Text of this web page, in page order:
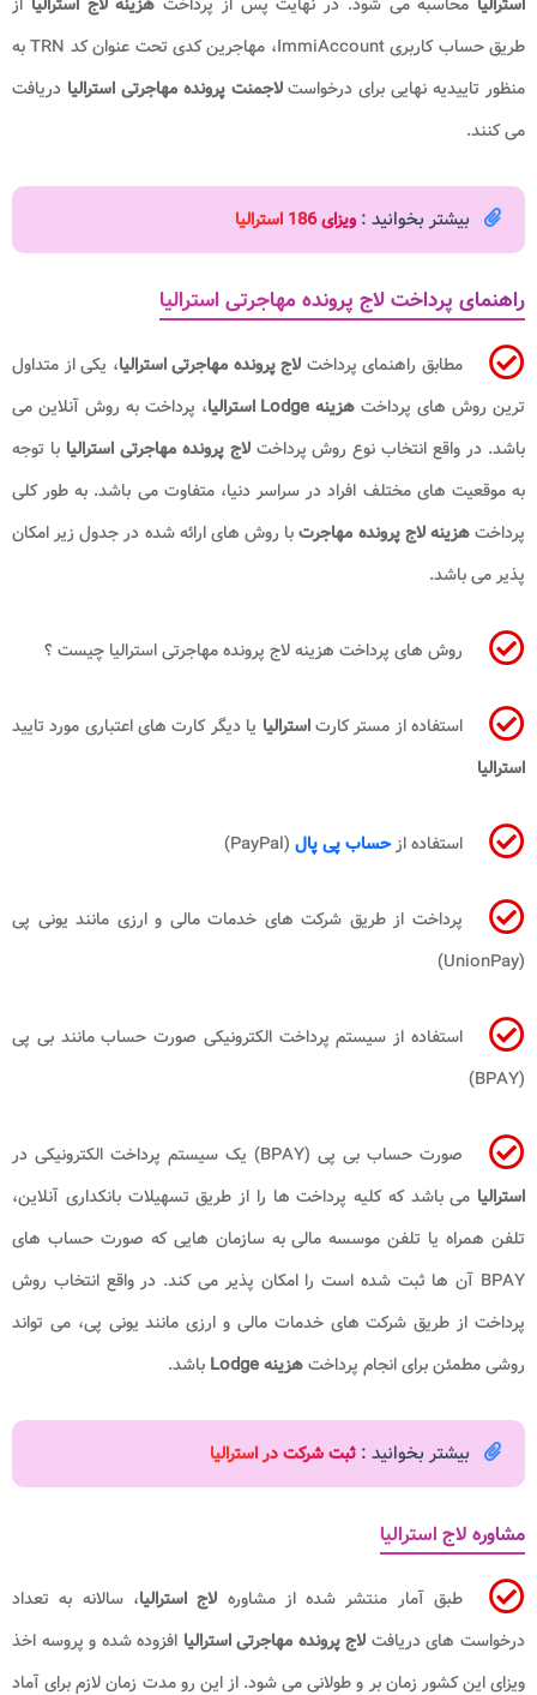
طریق حساب کاربری ImmiAccount، مهاجرین کدی تحت عنوان کد TRN به
منظور تاییدیه نهایی برای درخواستلاجمنت پرونده مهاجرتی استرالیا دریافت
می کنند.
بیشتر بخوانید : ویزای 186 استرالیا
راهنمای پرداخت لاج پرونده مهاجرتی استرالیا
مطابق راهنمای پرداخت لاج پرونده مهاجرتی استرالیا، یکی از متداول
ترین روش‌ های پرداخت هزینه Lodge استرالیا
، پرداخت به روش آنلاین می
باشد. در واقع انتخاب نوع روش پرداختلاج پرونده مهاجرتی استرالیا با توجه
به موقعیت های مختلف افراد در سراسر دنیا، متفاوت می باشد. به طور کلی
پرداختهزینه لاج پرونده مهاجرتبا روش‌ های ارائه شده در جدول زیر امکان
‌پذیر می باشد.
روش های پرداخت هزینه لاج پرونده مهاجرتی استرالیا چیست ؟
استفاده از مستر کارتاسترالیا یا دیگر کارت ‌های اعتباری مورد تایید
استرالیا
استفاده ازحساب پی پال (PayPal)
پرداخت از طریق شرکت‌ های خدمات مالی و ارزی مانند یونی پی
(UnionPay)
استفاده از سیستم پرداخت الکترونیکی صورت حساب مانند بی پی
(BPAY)
صورت حساب بی پی (BPAY) یک سیستم پرداخت الکترونیکی در
استرالیا می باشد که کلیه پرداخت‌ ها را از طریق تسهیلات بانکداری آنلاین،
تلفن همراه یا تلفن موسسه مالی به سازمان‌ هایی که صورت حساب‌ های
BPAY آن‌ ها ثبت شده است را امکان پذیر می کند. در واقع انتخاب روش
پرداخت از طریق شرکت های خدمات مالی و ارزی مانند یونی پی، می تواند
روشی مطمئن برای انجام پرداختهزینه Lodge باشد.
بیشتر بخوانید : ثبت شرکت در استرالیا
مشاوره لاج استرالیا
طبق آمار منتشر شده از مشاوره لاج استرالیا، سالانه به تعداد
درخواست های دریافت لاج پرونده مهاجرتی استرالیا افزوده شده و پروسه اخذ
ویزای این کشور زمان بر و طولانی می شود. از این رو مدت زمان لازم برای آماد